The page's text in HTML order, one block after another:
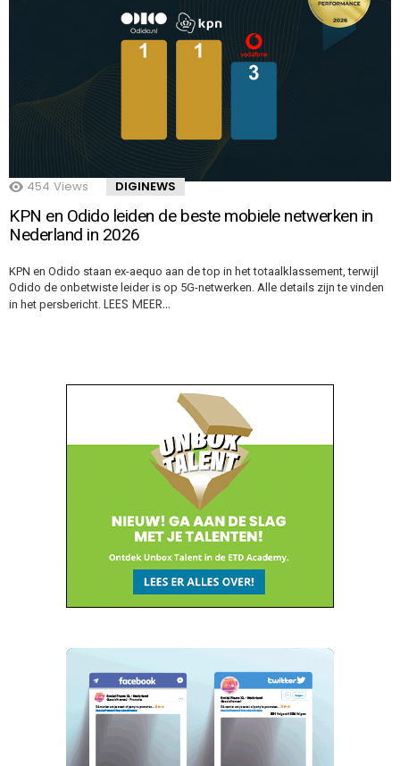
454 Views DIGINEWS
KPN en Odido leiden de beste mobiele netwerken in
Nederland in 2026
KPN en Odido staan ex-aequo aan de top in het totaalklassement, terwijl
Odido de onbetwiste leider is op 5G-netwerken. Alle details zijn te vinden
in het persbericht. LEES MEER…